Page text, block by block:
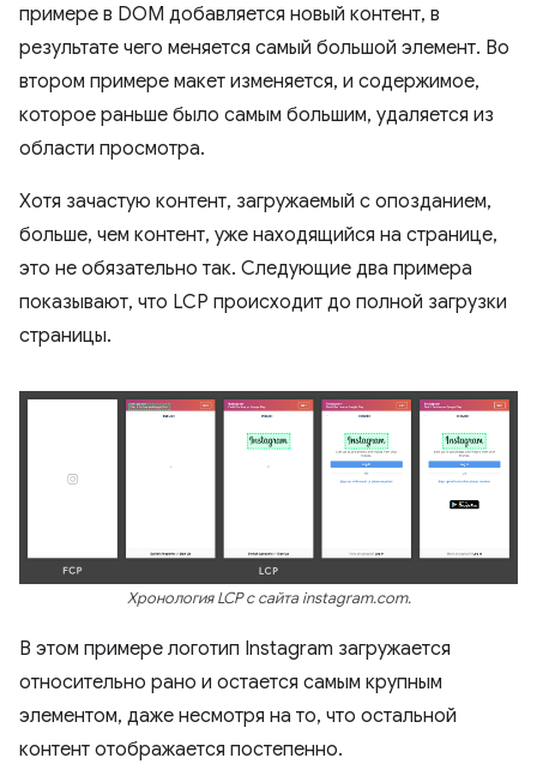
примере в DOM добавляется новый контент, в
результате чего меняется самый большой элемент. Во
втором примере макет изменяется, и содержимое,
которое раньше было самым большим, удаляется из
области просмотра.
Хотя зачастую контент, загружаемый с опозданием,
больше, чем контент, уже находящийся на странице,
это не обязательно так. Следующие два примера
показывают, что LCP происходит до полной загрузки
страницы.
Хронология LCP с сайта instagram.com.
В этом примере логотип Instagram загружается
относительно рано и остается самым крупным
элементом, даже несмотря на то, что остальной
контент отображается постепенно.